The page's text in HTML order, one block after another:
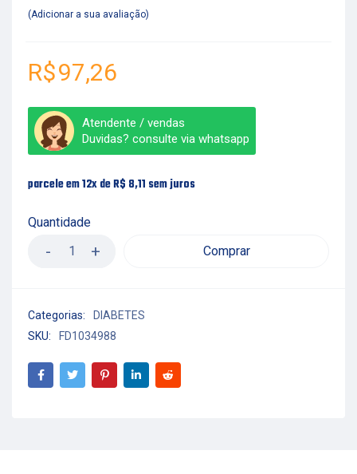
Adicionar a sua avaliação
R$97,26
Atendente / vendas
Duvidas? consulte via whatsapp
parcele em 12x deR$ 8,11 sem juros
Quantidade
Comprar
Categorias:
DIABETES
SKU:
FD1034988